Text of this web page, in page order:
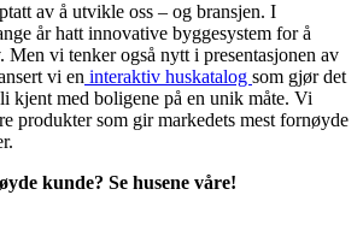
av å utvikle oss – og bransjen. I
år hatt innovative byggesystem for å
vi tenker også nytt i presentasjonen av
vi en interaktiv huskatalog som gjør det
kjent med boligene på en unik måte. Vi
produkter som gir markedets mest fornøyde
kunde? Se husene våre!